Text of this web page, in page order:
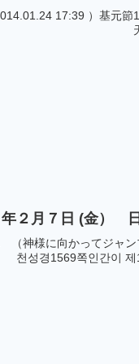
17:39 ）基元
。 天地人真の
年２月７日 (金）
神様に向かってジャ
천성경1569쪽인간이 제